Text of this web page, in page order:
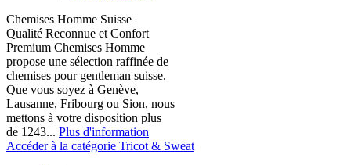
Chemises Homme Suisse |
Qualité Reconnue et Confort
Premium Chemises Homme
propose une sélection raffinée de
chemises pour gentleman suisse.
Que vous soyez à Genève,
Lausanne, Fribourg ou Sion, nous
mettons à votre disposition plus
de 1243... Plus d'information
Accéder à la catégorie Tricot & Sweat